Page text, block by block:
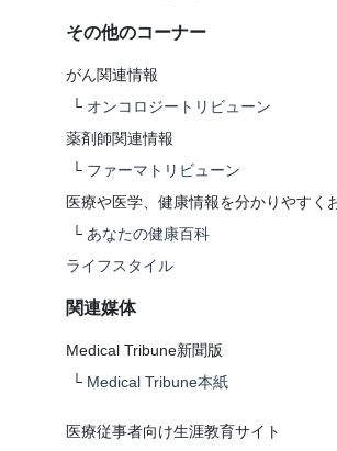
その他のコーナー
がん関連情報
└ オンコロジートリビューン
薬剤師関連情報
└ ファーマトリビューン
医療や医学、健康情報を分かりやすく
└ あなたの健康百科
ライフスタイル
関連媒体
Medical Tribune新聞版
└ Medical Tribune本紙
医療従事者向け生涯教育サイト